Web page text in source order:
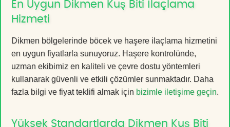
En Uygun Dikmen Kuş Biti İlaçlama
Hizmeti
Dikmen bölgelerinde böcek ve haşere ilaçlama hizmetini
en uygun fiyatlarla sunuyoruz. Haşere kontrolünde,
uzman ekibimiz en kaliteli ve çevre dostu yöntemleri
kullanarak güvenli ve etkili çözümler sunmaktadır. Daha
fazla bilgi ve fiyat teklifi almak için bizimle iletişime geçin.
Yüksek Standartlarda Dikmen Kuş Biti